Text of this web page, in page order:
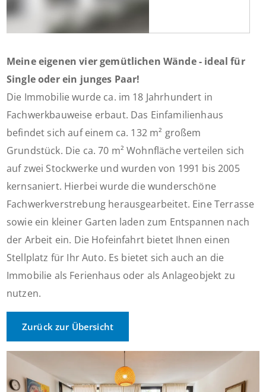
Meine eigenen vier gemütlichen Wände - ideal für
Single oder ein junges Paar!
Die Immobilie wurde ca. im 18 Jahrhundert in
Fachwerkbauweise erbaut. Das Einfamilienhaus
befindet sich auf einem ca. 132 m² großem
Grundstück. Die ca. 70 m² Wohnfläche verteilen sich
auf zwei Stockwerke und wurden von 1991 bis 2005
kernsaniert. Hierbei wurde die wunderschöne
Fachwerkverstrebung herausgearbeitet. Eine Terrasse
sowie ein kleiner Garten laden zum Entspannen nach
der Arbeit ein. Die Hofeinfahrt bietet Ihnen einen
Stellplatz für Ihr Auto. Es bietet sich auch an die
Immobilie als Ferienhaus oder als Anlageobjekt zu
nutzen.
Zurück zur Übersicht